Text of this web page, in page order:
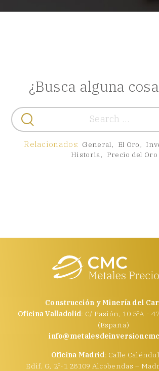
¿Busca alguna
Buscar:
Relacionados: General, El Oro,
Historia, Precio del Oro
Construcción y Minería del
Oficina Valladolid: C/ Pasión, 10 5ºA -
(España)
Oficina Madrid: Calle
Edif. G, 2º-1 28109 Alcobendas –